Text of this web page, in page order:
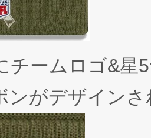
チームロゴ&星
ンがデザイン